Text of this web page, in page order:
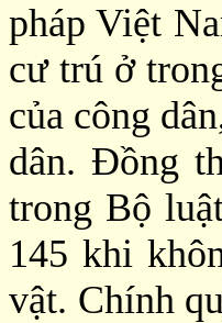
pháp Việt
cư trú ở
của công
dân. Đồng
trong Bộ
145 khi
vật. Chính